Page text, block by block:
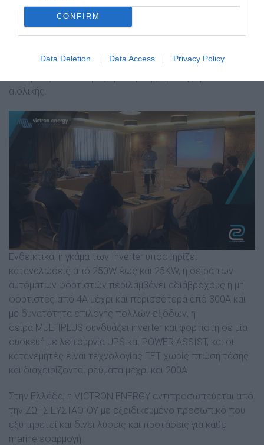
CONFIRM
Data Deletion Data Access Privacy Policy
παρακολούθησης μπαταριών, μπαταρίες βαθιάς
εκφόρτισης GEL AGM και Li-ion, κατανεμητές πολλαπλών
εξόδων, φωτοβολταϊκά πάνελ και ρυθμιστές MPPT με
εξασφαλίζουν την τέλεια διαχείριση όλων των μορφών
αιολικής.
Ενδεικτικά, η γκάμα των Inverter υποστηρίζει
καταναλώσεις από 250W έως και 25KW, η σειρά των
αυτόματων φορτιστών περιλαμβάνει αδιάβροχους ή μη
φορτιστές από 4A μέχρι και περισσότερα από 300Α και
με δυνατότητα επιλογής πολλών εξόδων, η
σειρά MULTIPLUS συνδυάζει inverter και φορτιστή σε μία
συσκευή με λειτουργία UPS και POWER ASSIST, και οι
κατανεμητές είναι τεχνολογίας FET χωρίς πτώση τάσης
και διαχειρίζονται ρεύματα μέχρι και 200Α.
Στην Ελλάδα, η VICTRON ENERGY αντιπροσωπεύεται από
την ΖΩΗΣ ΕΥΣΤΑΘΙΟΥ με εξειδικευμένο προσωπικό που
εξυπηρετεί και δίνει λύσεις και προτάσεις για κάθε
marine εφαρμογή.